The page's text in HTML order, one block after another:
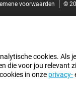
voorwaarden ©
cookies. Als
die voor jou relevant
in onze privacy-